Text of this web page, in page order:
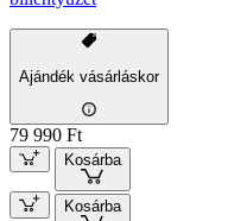
Ajándék vásárláskor
79 990 Ft
Kosárba
Kosárba